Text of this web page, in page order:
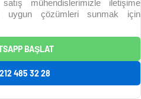
mühendislerimizle iletişime
uygun çözümleri sunmak için
BAŞLAT
485 32 28